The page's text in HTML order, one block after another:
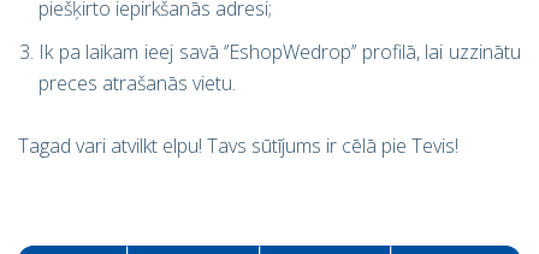
piešķirto iepirkšanās adresi;
Ik pa laikam ieej savā ‘’EshopWedrop’’ profilā, lai uzzinātu
preces atrašanās vietu.
Tagad vari atvilkt elpu! Tavs sūtījums ir cēlā pie Tevis!